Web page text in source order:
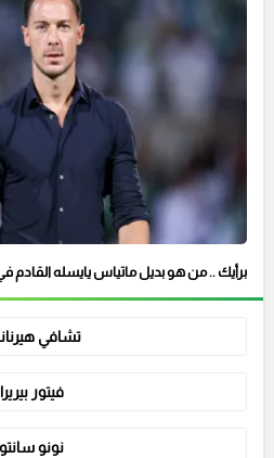
برأيك .. من هو بديل ماتياس يايسله القادم
تشافي
فيتور بيريرا
نونو سانتو